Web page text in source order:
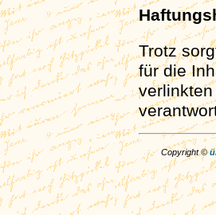
Trotz
für die
Copyright ©